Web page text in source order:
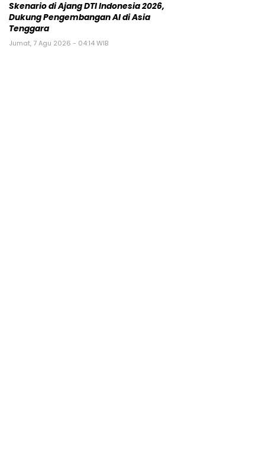
Skenario di Ajang DTI Indonesia 2026,
Dukung Pengembangan AI di Asia
Tenggara
Jumat, 7 Agu 2026 - 04:14 WIB